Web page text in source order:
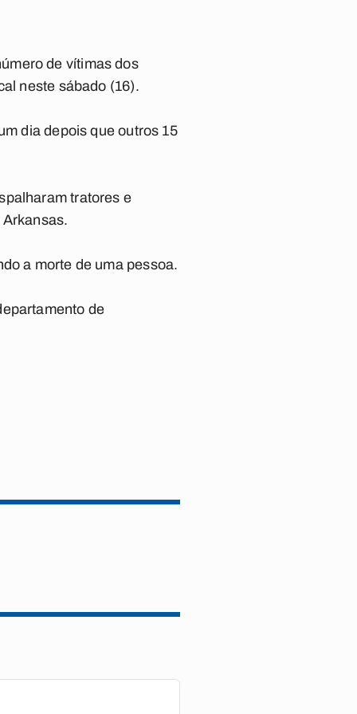
de vítimas dos
neste sábado (16).
dia depois que outros 15
tratores e
a morte de uma pessoa.
de